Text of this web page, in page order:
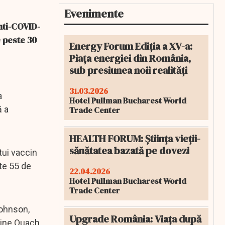
COVID-
30
a
vaccin
55 de
Evenimente
Energy Forum Ediția a XV-a:
Piața energiei din România,
sub presiunea noii realități
31.03.2026
Hotel Pullman Bucharest World
Trade Center
HEALTH FORUM: Știința vieții-
sănătatea bazată pe dovezi
22.04.2026
Hotel Pullman Bucharest World
Trade Center
Upgrade România: Viața după